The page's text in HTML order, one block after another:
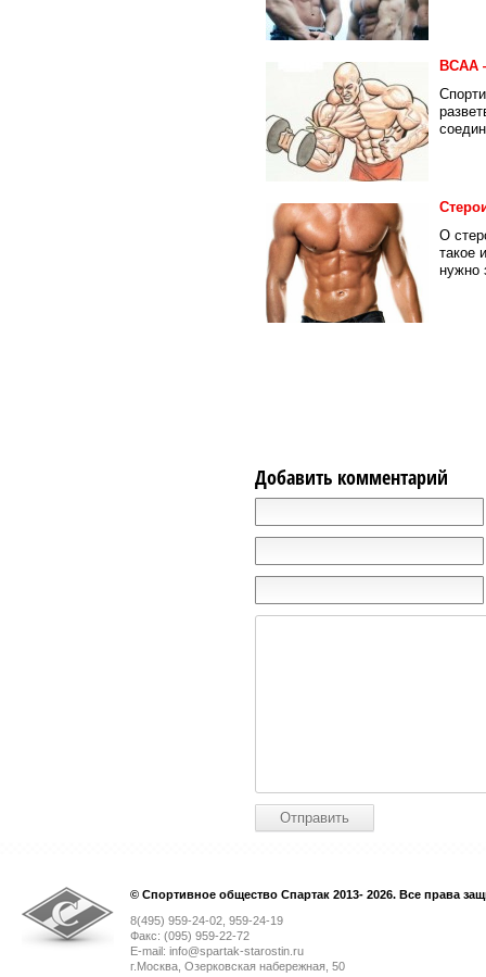
ВСАА
О
такое
нужно
Добавить комментарий
© Спортивное общество Спартак 2013- 2026. Все права
8(495) 959-24-02, 959-24-19
Факс: (095) 959-22-72
E-mail: info@spartak-starostin.ru
г.Москва, Озерковская набережная, 50